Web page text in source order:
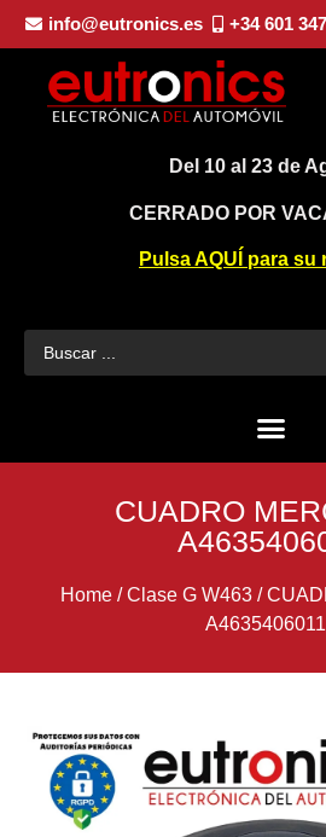
info@eutronics.es +34 601
Del 10 al 23 de
CERRADO POR
Pulsa AQUÍ para su
CUADRO
Home /Clase G W463 /
A4635406011